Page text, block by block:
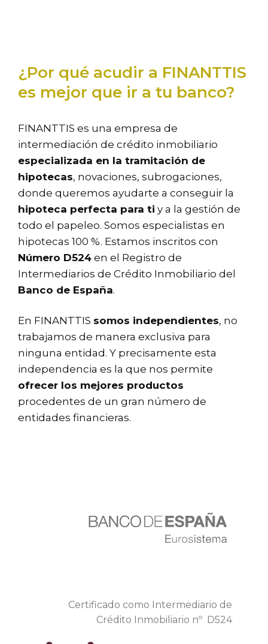
¿Por qué acudir a FINANTTIS
es mejor que ir a tu banco?
FINANTTIS es una empresa de
intermediación de crédito inmobiliario
especializada en la tramitación de
hipotecas, novaciones, subrogaciones,
donde queremos ayudarte a conseguir la
hipoteca perfecta para ti y a la gestión de
todo el papeleo. Somos especialistas en
hipotecas 100 %. Estamos inscritos con
Número D524 en el Registro de
Intermediarios de Crédito Inmobiliario del
Banco de España.
En FINANTTIS somos independientes, no
trabajamos de manera exclusiva para
ninguna entidad. Y precisamente esta
independencia es la que nos permite
ofrecer los mejores productos
procedentes de un gran número de
entidades financieras.
Certificado como Intermediario de
Crédito Inmobiliario nº D524